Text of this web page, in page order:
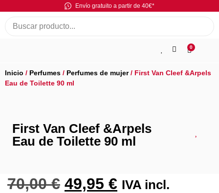
Envío gratuito a partir de 40€*
0
Inicio / Perfumes / Perfumes de mujer/ First Van Cleef &Arpels
Eau de Toilette 90 ml
First Van Cleef &Arpels
Eau de Toilette 90 ml
70,00€ 49,95 € IVA incl.